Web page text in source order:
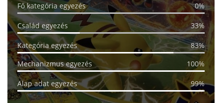
Fő kategória egyezés 0%
Család egyezés 33%
Kategória egyezés
83%
Mechanizmus egyezés
100%
Alap adat egyezés 99%